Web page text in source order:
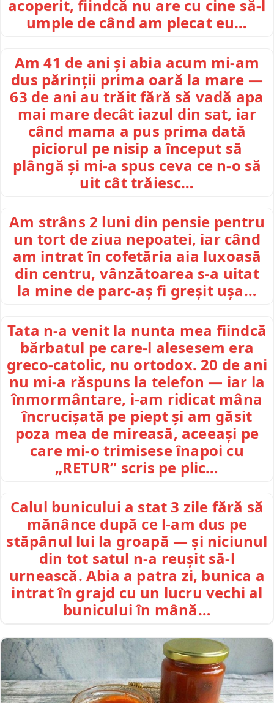
acoperit, fiindcă nu are cu cine să-l
umple de când am plecat eu…
Am 41 de ani și abia acum mi-am
dus părinții prima oară la mare —
63 de ani au trăit fără să vadă apa
mai mare decât iazul din sat, iar
când mama a pus prima dată
piciorul pe nisip a început să
plângă și mi-a spus ceva ce n-o să
uit cât trăiesc…
Am strâns 2 luni din pensie pentru
un tort de ziua nepoatei, iar când
am intrat în cofetăria aia luxoasă
din centru, vânzătoarea s-a uitat
la mine de parc-aș fi greșit ușa…
Tata n-a venit la nunta mea fiindcă
bărbatul pe care-l alesesem era
greco-catolic, nu ortodox. 20 de ani
nu mi-a răspuns la telefon — iar la
înmormântare, i-am ridicat mâna
încrucișată pe piept și am găsit
poza mea de mireasă, aceeași pe
care mi-o trimisese înapoi cu
„RETUR” scris pe plic…
Calul bunicului a stat 3 zile fără să
mănânce după ce l-am dus pe
stăpânul lui la groapă — și niciunul
din tot satul n-a reușit să-l
urnească. Abia a patra zi, bunica a
intrat în grajd cu un lucru vechi al
bunicului în mână…